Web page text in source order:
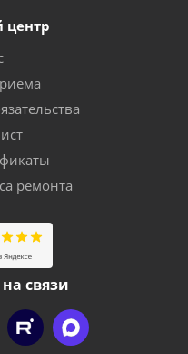
центр
ремонта
связи